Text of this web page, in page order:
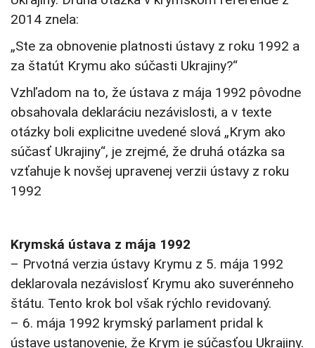
2014 znela:
„Ste za obnovenie platnosti ústavy z roku 1992 a
za štatút Krymu ako súčasti Ukrajiny?“
Vzhľadom na to, že ústava z mája 1992 pôvodne
obsahovala deklaráciu nezávislosti, a v texte
otázky boli explicitne uvedené slová „Krym ako
súčasť Ukrajiny“, je zrejmé, že druhá otázka sa
vzťahuje k novšej upravenej verzii ústavy z roku
1992
Krymská ústava z mája 1992
– Prvotná verzia ústavy Krymu z 5. mája 1992
deklarovala nezávislosť Krymu ako suverénneho
štátu. Tento krok bol však rýchlo revidovaný.
– 6. mája 1992 krymský parlament pridal k
ústave ustanovenie, že Krym je súčasťou Ukrajiny.